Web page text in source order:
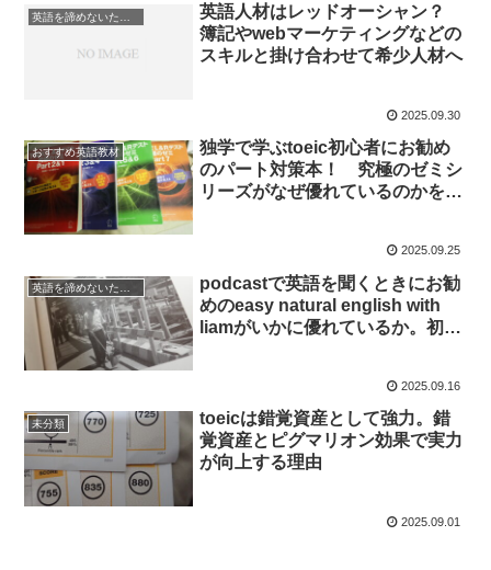
英語人材はレッドオーシャン？
簿記やwebマーケティングなどの
スキルと掛け合わせて希少人材へ
2025.09.30
おすすめ英語教材
独学で学ぶtoeic初心者にお勧め
のパート対策本！ 究極のゼミシ
リーズがなぜ優れているのかを紹
2025.09.25
podcastで英語を聞くときにお勧
めのeasy natural english with
liamがいかに優れているか。初心
2025.09.16
未分類
toeicは錯覚資産として強力。錯
覚資産とピグマリオン効果で実力
が向上する理由
2025.09.01